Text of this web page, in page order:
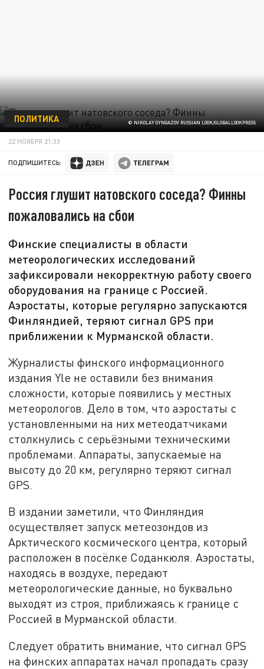
© NIKOLAY GYNGAZOV RUSSIAN LOOK/GLOBALLOOKPRESS
ПОЛИТИКА
22 НОЯБРЯ 21:33
ПОДПИШИТЕСЬ:
Россия глушит натовского соседа? Финны
пожаловались на сбои
Финские специалисты в области
метеорологических исследований
зафиксировали некорректную работу своего
оборудования на границе с Россией.
Аэростаты, которые регулярно запускаются
Финляндией, теряют сигнал GPS при
приближении к Мурманской области.
Журналисты финского информационного
издания Yle не оставили без внимания
сложности, которые появились у местных
метеорологов. Дело в том, что аэростаты с
установленными на них метеодатчиками
столкнулись с серьёзными техническими
проблемами. Аппараты, запускаемые на
высоту до 20 км, регулярно теряют сигнал
GPS.
В издании заметили, что Финляндия
осуществляет запуск метеозондов из
Арктического космического центра, который
расположен в посёлке Соданкюля. Аэростаты,
находясь в воздухе, передают
метеорологические данные, но буквально
выходят из строя, приближаясь к границе с
Россией в Мурманской области.
Следует обратить внимание, что сигнал GPS
на финских аппаратах начал пропадать сразу